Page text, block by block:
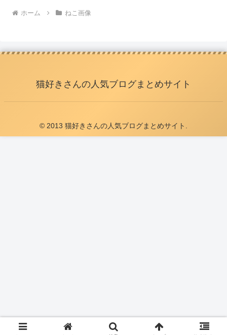
ホーム ねこ画像
猫好きさんの人気ブログまとめサイト
© 2013 猫好きさんの人気ブログまとめサイト.